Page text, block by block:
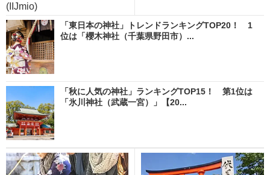
(IIJmio)
「東日本の神社」トレンドランキングTOP20！ 1
位は「櫻木神社（千葉県野田市）...
「秋に人気の神社」ランキングTOP15！ 第1位は
「氷川神社（武蔵一宮）」【20...